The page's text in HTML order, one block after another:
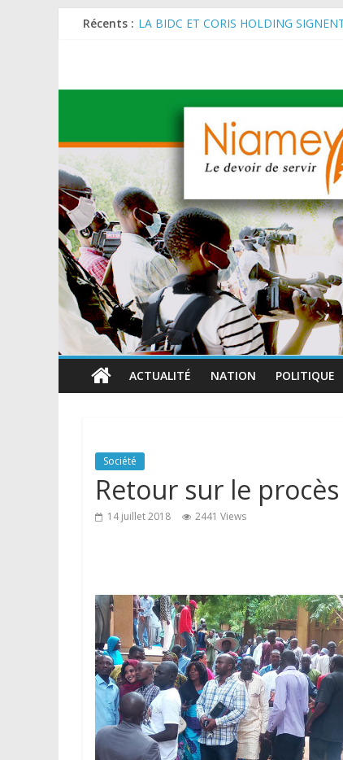
Récents : LA BIDC ET CORIS HOLDING
AES : Le Chef de l’Etat a reçu en
MARADI : Le Président de la
de l’Arbre (JNA).
ACTUALITÉ NATION POLITIQUE
Société
Retour sur le
14 juillet 2018 2441 Views